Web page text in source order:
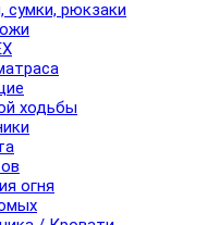
сумки, рюкзаки
ходьбы
огня